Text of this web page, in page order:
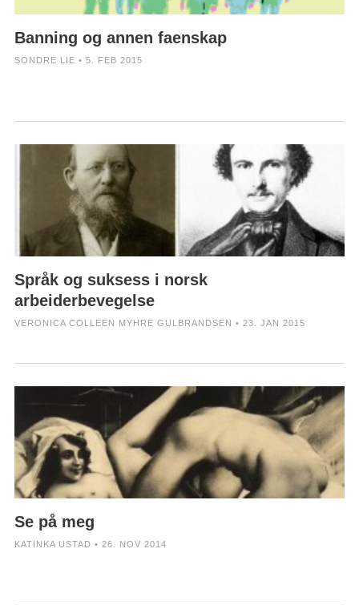
Banning og annen faenskap
SONDRE LIE • 5. FEB 2015
Språk og suksess i norsk
arbeiderbevegelse
VERONICA COLLEEN MYHRE GULBRANDSEN • 23. JAN 2015
Se på meg
KATINKA USTAD • 26. NOV 2014